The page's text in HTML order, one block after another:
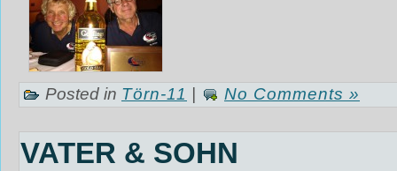
Posted in Törn-11 No Comments »
VATER & SOHN